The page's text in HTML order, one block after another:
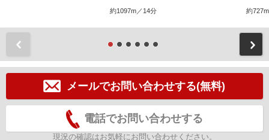
約1097m／14分 約
メールでお問い合わせする(無料)
電話でお問い合わせする
現況の確認はお気軽にお問い合わせください。